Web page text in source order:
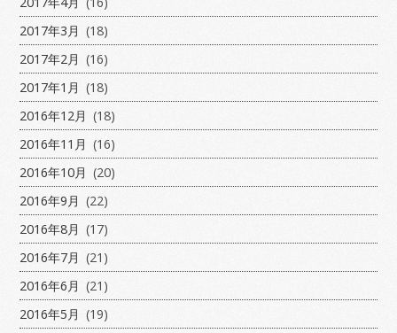
2017年3月 (18)
2017年2月 (16)
2017年1月 (18)
2016年12月 (18)
2016年11月 (16)
2016年10月 (20)
2016年9月 (22)
2016年8月 (17)
2016年7月 (21)
2016年6月 (21)
2016年5月 (19)